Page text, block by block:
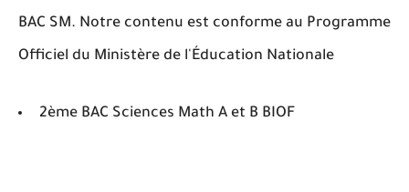
BAC SM. Notre contenu est conforme au Programme
Officiel du Ministère de l'Éducation Nationale
2ème BAC Sciences Math A et B BIOF